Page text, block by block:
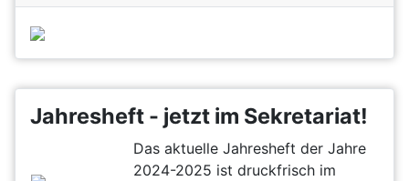
Jahresheft - jetzt im Sekretariat!
Das aktuelle Jahresheft der Jahre
2024-2025 ist druckfrisch im